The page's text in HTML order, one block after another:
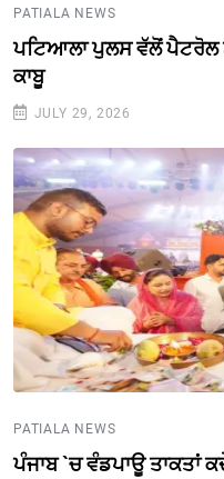
PATIALA NEWS
ਪਟਿਆਲਾ ਪੁਲਸ ਵੱਲੋਂ ਪੈਟਰੋਲ
ਕਾਬੂ
JULY 29, 2026
PATIALA NEWS
ਪੰਜਾਬ `ਚ ਵੰਡਪਾਊ ਤਾਕਤਾਂ